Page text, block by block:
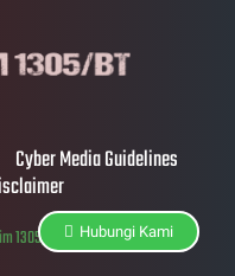
Cyber Media Guidelines
1305/BT Hubungi Kami